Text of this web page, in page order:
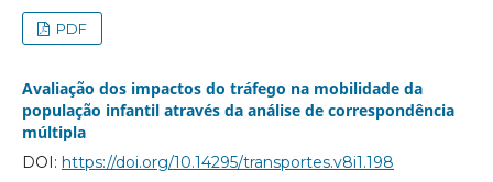
PDF
Avaliação dos impactos do tráfego na mobilidade da
população infantil através da análise de correspondência
múltipla
DOI: https://doi.org/10.14295/transportes.v8i1.198